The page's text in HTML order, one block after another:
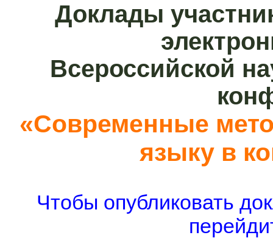
Доклады
Всероссийской
«Современные
языку в
Чтобы опубликовать